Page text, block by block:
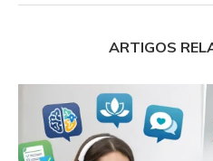
ARTIGOS